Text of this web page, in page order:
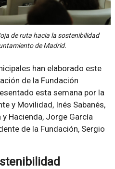
de ruta hacia la sostenibilidad
de Madrid.
han elaborado este
de la Fundación
esta semana por la
y Movilidad, Inés Sabanés,
Hacienda, Jorge García
de la Fundación, Sergio